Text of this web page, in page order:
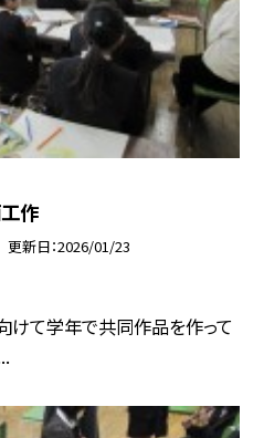
作
更新日 2026/01/23
けて学年で共同作品を作って